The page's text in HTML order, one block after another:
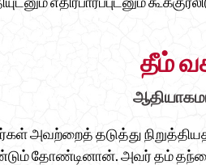
தீம்
அவற்றைத் தடுத்து
தோண்டினான். அவர் தம்